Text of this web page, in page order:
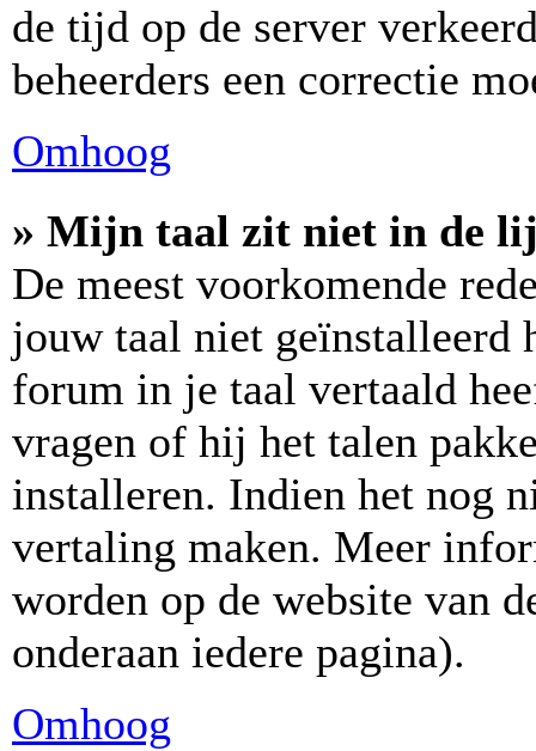
de tijd op de server
beheerders een correctie
Omhoog
» Mijn taal zit niet in de
De meest voorkomende
jouw taal niet geïnstalleerd
forum in je taal vertaald
vragen of hij het talen
installeren. Indien het nog
vertaling maken. Meer
worden op de website van
onderaan iedere pagina).
Omhoog